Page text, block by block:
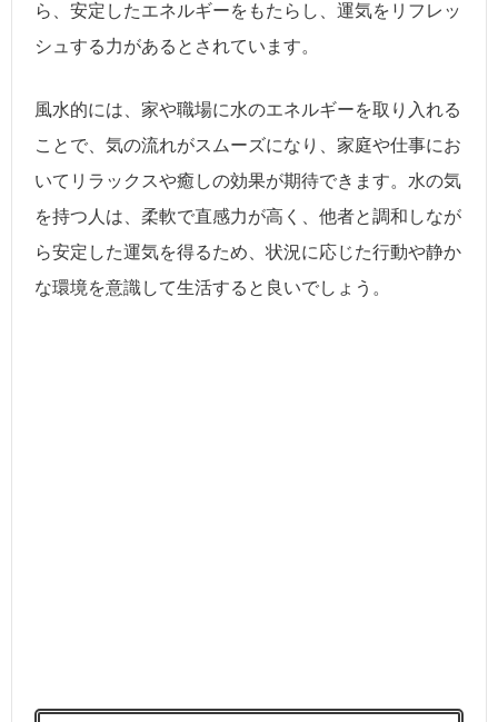
ら、安定したエネルギーをもたらし、運気をリフレッ
シュする力があるとされています。
風水的には、家や職場に水のエネルギーを取り入れる
ことで、気の流れがスムーズになり、家庭や仕事にお
いてリラックスや癒しの効果が期待できます。水の気
を持つ人は、柔軟で直感力が高く、他者と調和しなが
ら安定した運気を得るため、状況に応じた行動や静か
な環境を意識して生活すると良いでしょう。